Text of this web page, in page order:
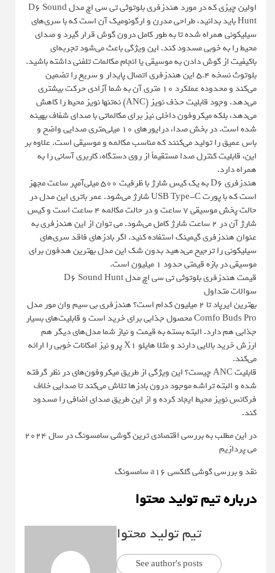
اولین چیزی که در مورد هندزفری بلوتوثی تی سی اچ مدل D6 Sound
Hunt باید بدانید، طراحی مدرن و ارگونومیک آن است که با سری‌های
سیلیکونی همراه شده تا به طور کامل درون گوش قرار گیرد و صدای
محیط را به خوبی مسدود کند. این ویژگی باعث می‌شود تجربه‌ای
باکیفیت از گوش دادن به موسیقی یا انجام مکالمات تلفنی داشته باشید.
بلوتوث نسخه 5.4 این هندزفری اتصال پایدار و سریع را تضمین
می‌کند و محدوده عملکرد 10 متری آن به شما آزادی حرکت بیشتری
می‌دهد. وجود قابلیت حذف نویز (ANC) نه‌تنها نویز محیط را کاهش
می‌دهد، بلکه میکروفون داخلی نیز برای مکالماتی با صدای شفاف بهینه
شده است. در بخش صدا، درایورهای ۱۰ میلی‌متری صدایی واضح و
باس عمیق را تولید می‌کنند که مناسب مکالمه و موسیقی است. علاوه بر
این، قابلیت کنترل صدا مستقیماً از روی دستگاه، کاربری آسانی را به
همراه دارد.
هندزفری D6 به یک کیس شارژ با ظرفیت 500 میلی‌آمپر ساعت مجهز
است که با پورت USB Type-C شارژ می‌شود. عمر باتری این مدل در
حالت پخش موسیقی 7 ساعت و در حالت مکالمه 4 ساعت است و کیس
شارژ آن در 2 ساعت شارژ کامل می‌شود. می توان از این هندزفری به
عنوان هندزفری گیمینگ استفاده کنید. اگر بادزهای فاقد سری‌های
سیلیکونی را ترجیح می‌دهید بدون شک این مدل بهترین هدفون برای
موسیقی در بازه قیمتی حدود 1 میلیون است.
قیمت هندزفری بلوتوثی تی سی اچ مدل D6 Sound Hunt
سوالات متداول
بهترین ایرپاد تا 2 میلیون کدام است؟ هندزفری بی سیم وان مور مدل
Comfo Buds Pro محصول جذابی برای خرید است و قابلیت‌های بسیار
جذابی هم دارد. البته بسته به قیمت و نیاز شما مدل‌های دیگر هم
ارزش خرید بالایی دارند و مثلا هایلو X1 پرو نیز امکانات خوبی را ارائه
می‌کند.
قابلیت ANC چیست؟ این ویژگی‌ از طریق میکروفون‌های در نظر گرفته
شده و البته تراشه موجود درون بادزها تلاش می‌کند تا صدایی خلاف
فرکانس نویز محیط ایجاد کرده و از این طریق صدای اضافی را مسدود
کند.
در این مطلب به بررسی اقتصادی ترین گوشی سامسونگ در سال ۲۰۲۴
می پردازیم
نقد و بررسی گوشی گلکسی a16 سامسونگ
درباره تیم تولید محتوا
تیم تولید محتوا
See author's posts